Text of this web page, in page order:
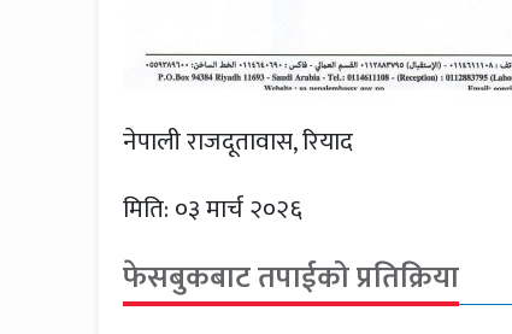
नेपाली राजदूतावास, रियाद
मिति: ०३ मार्च २०२६
फेसबुकबाट तपाईको प्रतिक्रिया